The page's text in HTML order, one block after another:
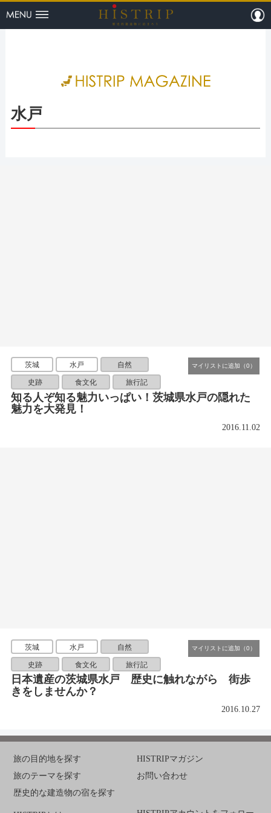
HISTRIP（
水戸
茨城 水戸 自然
史跡 食文化 旅行記
知る人ぞ知る魅力いっぱい！茨城県水戸の隠れた
魅力を大発見！
2016.11.02
茨城 水戸 自然
史跡 食文化 旅行記
日本遺産の茨城県水戸 歴史に触れながら 街歩
きをしませんか？
2016.10.27
旅の目的地を探す
旅のテーマを探す
歴史的な建造物の宿を探す
HISTRIPマガジン
お問い合わせ